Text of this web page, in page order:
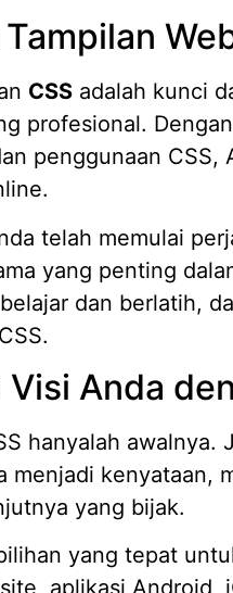
CSS adalah kunci
profesional.
penggunaan
telah memulai
yang penting
dan berlatih,
Anda
hanyalah
menjadi kenyataan,
yang bijak.
yang tepat